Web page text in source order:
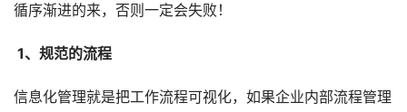
循序渐进的来，否则一定会失败！
1、规范的流程
信息化管理就是把工作流程可视化，如果企业内部流程管理